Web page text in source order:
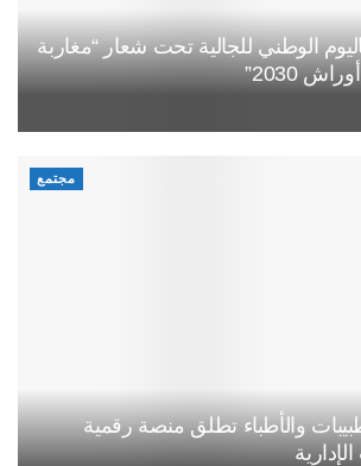
الوطني للجالية تحت شعار “مغاربة
2030”
مجتمع
والأطباء تطلق منصة رقمية